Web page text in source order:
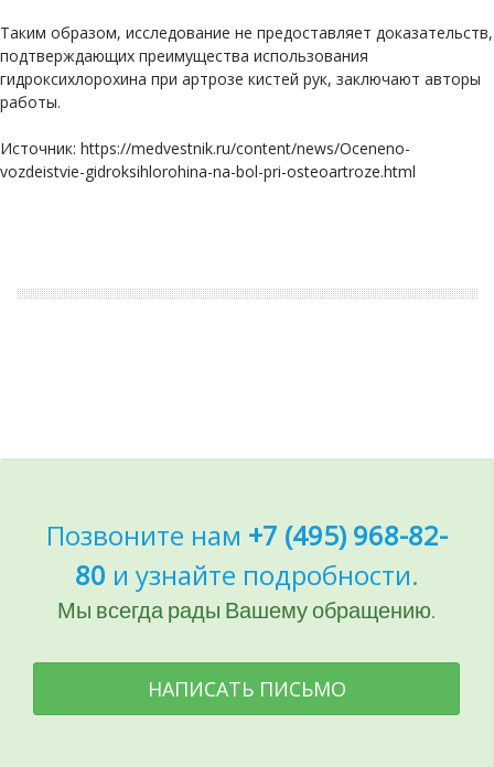
Таким образом, исследование не предоставляет доказательств,
подтверждающих преимущества использования
гидроксихлорохина при артрозе кистей рук, заключают авторы
работы.
Источник: https://medvestnik.ru/content/news/Oceneno-
vozdeistvie-gidroksihlorohina-na-bol-pri-osteoartroze.html
Позвоните нам +7 (495) 968-82-
80 и узнайте подробности.
Мы всегда рады Вашему обращению.
НАПИСАТЬ ПИСЬМО